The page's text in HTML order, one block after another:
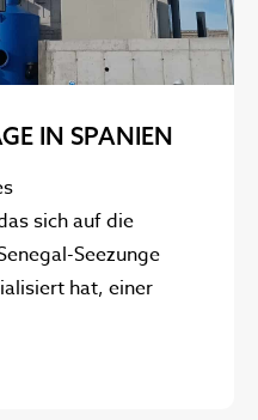
IN SPANIEN
sich auf die
See­zunge
hat, einer